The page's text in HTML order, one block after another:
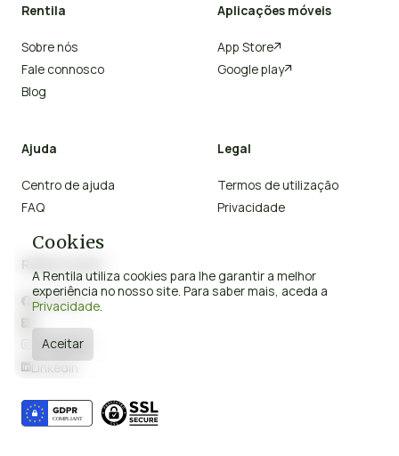
Cookies
A Rentila utiliza cookies para lhe garantir a melhor
experiência no nosso site. Para saber mais, aceda a
Privacidade.
Aceitar
Rentila
Sobre nós
Fale connosco
Blog
Aplicações móveis
App Store
Google play
Ajuda
Centro de ajuda
FAQ
Legal
Termos de utilização
Privacidade
Redes sociais
 Facebook
Instagram
 Linkedin